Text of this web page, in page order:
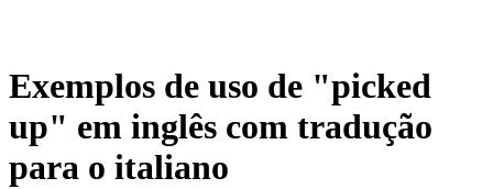
Exemplos de uso de "picked
up" em inglês com tradução
para o italiano